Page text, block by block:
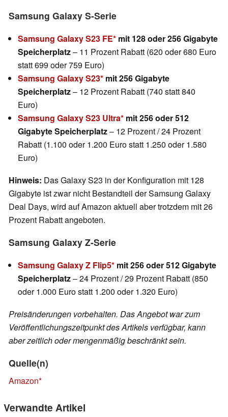
Samsung Galaxy S-Serie
Samsung Galaxy S23 FE mit 128 oder 256 Gigabyte
Speicherplatz– 11 Prozent Rabatt (620 oder 680 Euro
statt 699 oder 759 Euro)
Samsung Galaxy S23 mit 256 Gigabyte
Speicherplatz– 12 Prozent Rabatt (740 statt 840
Euro)
Samsung Galaxy S23 Ultra mit 256 oder 512
Gigabyte Speicherplatz– 12 Prozent / 24 Prozent
Rabatt (1.100 oder 1.200 Euro statt 1.250 oder 1.580
Euro)
Hinweis: Das Galaxy S23 in der Konfiguration mit 128
Gigabyte ist zwar nicht Bestandteil der Samsung Galaxy
Deal Days, wird auf Amazon aktuell aber trotzdem mit 26
Prozent Rabatt angeboten.
Samsung Galaxy Z-Serie
Samsung Galaxy Z Flip5 mit 256 oder 512 Gigabyte
Speicherplatz– 24 Prozent / 29 Prozent Rabatt (850
oder 1.000 Euro statt 1.200 oder 1.320 Euro)
Preisänderungen vorbehalten. Das Angebot war zum
Veröffentlichungszeitpunkt des Artikels verfügbar, kann
aber zeitlich oder mengenmäßig beschränkt sein.
Quelle(n)
Amazon
Verwandte Artikel